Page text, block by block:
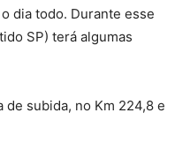
dia todo. Durante esse
SP) terá algumas
subida, no Km 224,8 e